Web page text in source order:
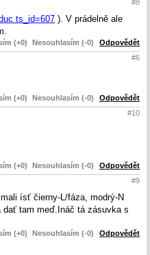
#8
ts_id=607 ). V prádelně ale
(+0) Nesouhlasím (-0) Odpovědět
#6
(+0) Nesouhlasím (-0) Odpovědět
#10
(+0) Nesouhlasím (-0) Odpovědět
#9
ísť čierny-L/fáza, modrý-N
dať tam meď.Ináč tá zásuvka s
(+0) Nesouhlasím (-0) Odpovědět